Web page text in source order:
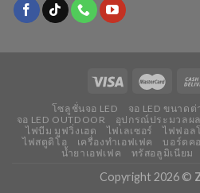
โซลูชั่นจอ LED จอ LED ขนาดต่
จอ LED OUTDOOR
อุปกรณ์ประมวลผ
ไฟบีม มูฟวิ่งเฮด
ไฟเลเซอร์ ไฟฟอล
ไฟสตูดิโอ
เครื่องทำเอฟเฟค บอร์ดค
น้ำยาเอฟเฟค
ทรัสอลูมิเนียม
Copyright 2026 ©